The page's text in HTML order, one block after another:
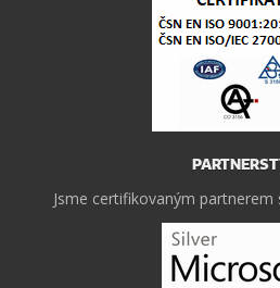
Jsme certifikovaným